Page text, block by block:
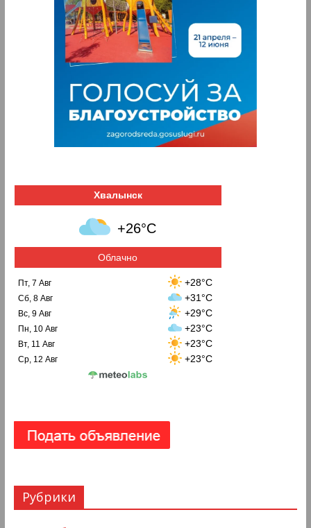
Хвалынск
+26°C
Облачно
Пт, 7 Авг +28°C
Сб, 8 Авг +31°C
Вс, 9 Авг +29°C
Пн, 10 Авг +23°C
Вт, 11 Авг +23°C
Ср, 12 Авг +23°C
Рубрики